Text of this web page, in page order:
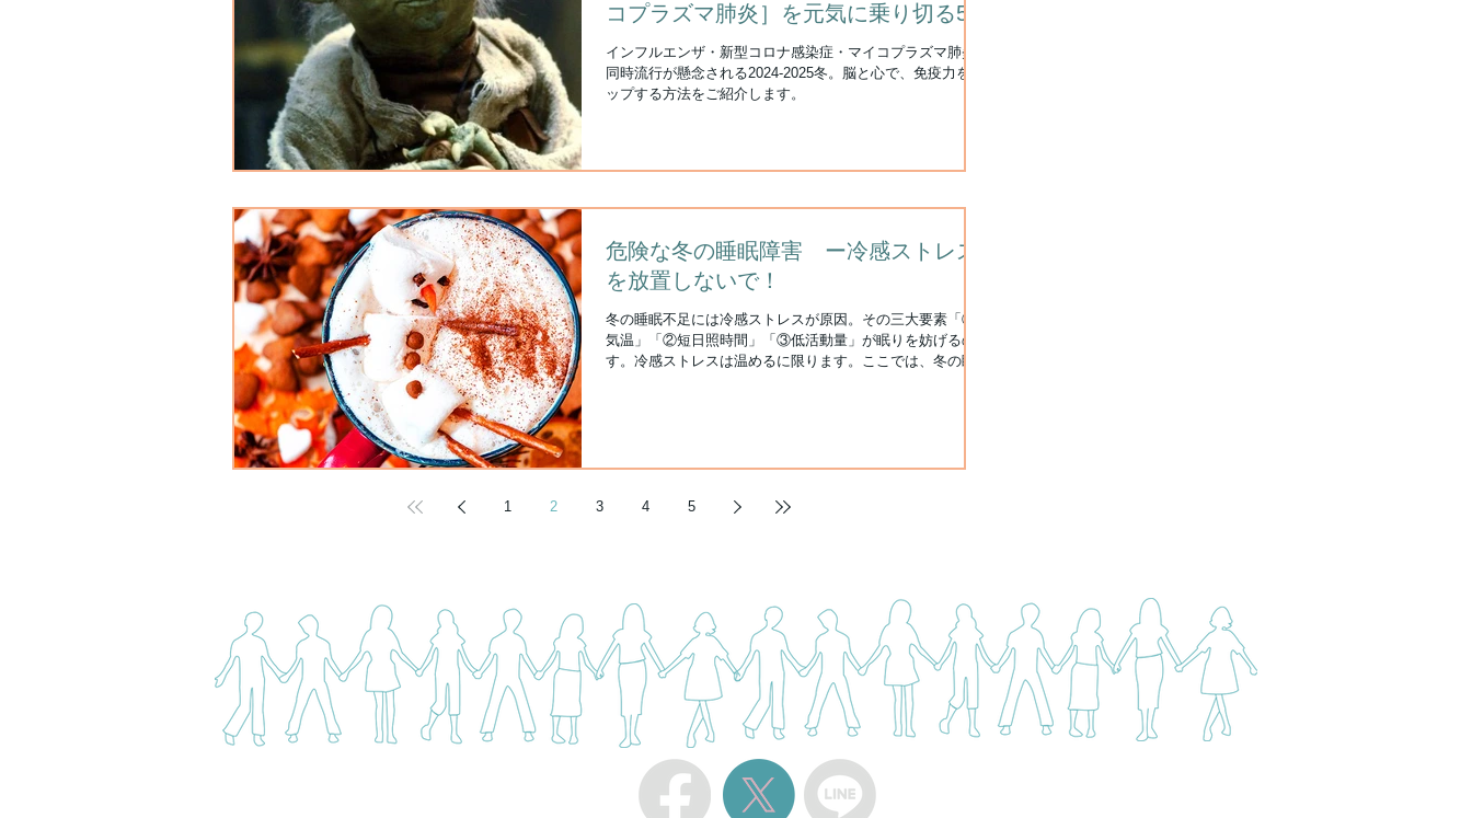
コプラズマ肺炎］を元気に乗り切る5つ
の方法
インフルエンザ・新型コロナ感染症・マイコプラズマ肺炎の
同時流行が懸念される2024-2025冬。脳と心で、免疫力をア
ップする方法をご紹介します。
危険な冬の睡眠障害 ー冷感ストレス
を放置しないで！
冬の睡眠不足には冷感ストレスが原因。その三大要素「①低
気温」「②短日照時間」「③低活動量」が眠りを妨げるので
す。冷感ストレスは温めるに限ります。ここでは、冬の睡眠
1 2 3 4 5